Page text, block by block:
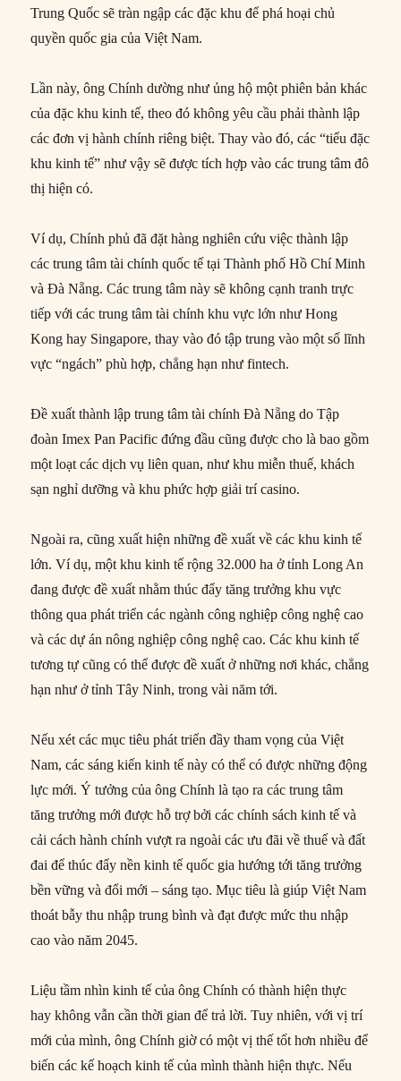
Trung Quốc sẽ tràn ngập các đặc khu để phá hoại chủ
quyền quốc gia của Việt Nam.
Lần này, ông Chính dường như ủng hộ một phiên bản khác
của đặc khu kinh tế, theo đó không yêu cầu phải thành lập
các đơn vị hành chính riêng biệt. Thay vào đó, các “tiểu đặc
khu kinh tế” như vậy sẽ được tích hợp vào các trung tâm đô
thị hiện có.
Ví dụ, Chính phủ đã đặt hàng nghiên cứu việc thành lập
các trung tâm tài chính quốc tế tại Thành phố Hồ Chí Minh
và Đà Nẵng. Các trung tâm này sẽ không cạnh tranh trực
tiếp với các trung tâm tài chính khu vực lớn như Hong
Kong hay Singapore, thay vào đó tập trung vào một số lĩnh
vực “ngách” phù hợp, chẳng hạn như fintech.
Đề xuất thành lập trung tâm tài chính Đà Nẵng do Tập
đoàn Imex Pan Pacific đứng đầu cũng được cho là bao gồm
một loạt các dịch vụ liên quan, như khu miễn thuế, khách
sạn nghỉ dưỡng và khu phức hợp giải trí casino.
Ngoài ra, cũng xuất hiện những đề xuất về các khu kinh tế
lớn. Ví dụ, một khu kinh tế rộng 32.000 ha ở tỉnh Long An
đang được đề xuất nhằm thúc đẩy tăng trưởng khu vực
thông qua phát triển các ngành công nghiệp công nghệ cao
và các dự án nông nghiệp công nghệ cao. Các khu kinh tế
tương tự cũng có thể được đề xuất ở những nơi khác, chẳng
hạn như ở tỉnh Tây Ninh, trong vài năm tới.
Nếu xét các mục tiêu phát triển đầy tham vọng của Việt
Nam, các sáng kiến ​​kinh tế này có thể có được những động
lực mới. Ý tưởng của ông Chính là tạo ra các trung tâm
tăng trưởng mới được hỗ trợ bởi các chính sách kinh tế và
cải cách hành chính vượt ra ngoài các ưu đãi về thuế và đất
đai để thúc đẩy nền kinh tế quốc gia hướng tới tăng trưởng
bền vững và đổi mới – sáng tạo. Mục tiêu là giúp Việt Nam
thoát bẫy thu nhập trung bình và đạt được mức thu nhập
cao vào năm 2045.
Liệu tầm nhìn kinh tế của ông Chính có thành hiện thực
hay không vẫn cần thời gian để trả lời. Tuy nhiên, với vị trí
mới của mình, ông Chính giờ có một vị thế tốt hơn nhiều để
biến các kế hoạch kinh tế của mình thành hiện thực. Nếu